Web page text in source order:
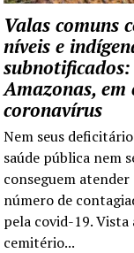
Valas comuns
níveis e
Amazonas, em
coronavírus
Nem seus
saúde pública nem
conseguem
número de
pela covid-19. Vista
cemitério...